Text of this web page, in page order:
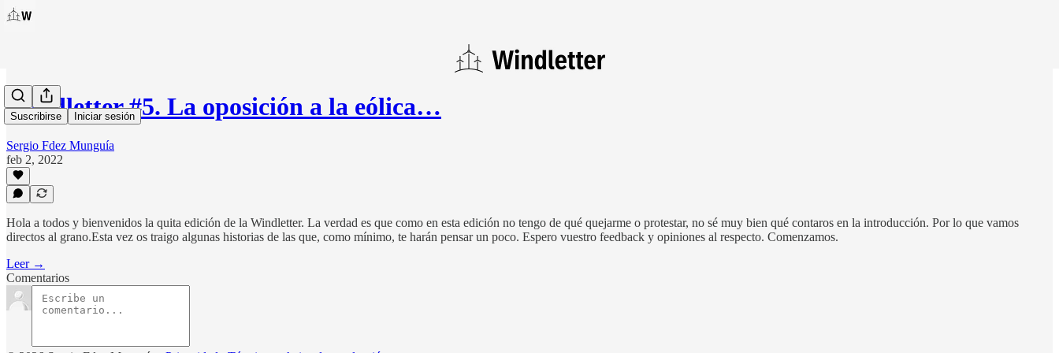
Suscribirse Iniciar sesión
Windletter #5. La oposición a la eólica…
Sergio Fdez Munguía
feb 2, 2022
Hola a todos y bienvenidos la quita edición de la Windletter. La verdad es que como en esta edición no tengo de qué quejarme o protestar, no sé muy bien qué contaros en la introducción. Por lo que vamos
directos al grano.Esta vez os traigo algunas historias de las que, como mínimo, te harán pensar un poco. Espero vuestro feedback y opiniones al respecto. Comenzamos.
Leer →
Comentarios